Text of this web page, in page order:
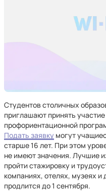
Студентов столичных
приглашают принять
профориентационной
Подать заявку могут
старше 16 лет. При этом
не имеют значения. Лучшие
пройти стажировку и
компаниях, отелях, музеях
продлится до 1 сентября.